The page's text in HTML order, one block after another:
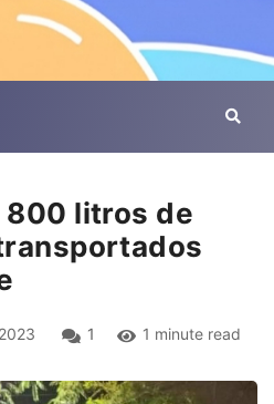
800 litros de
1 1 minute read